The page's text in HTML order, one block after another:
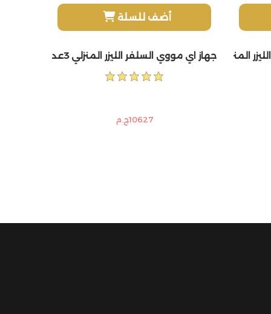
2مليون ومضة
أضف للسلة
جهاز اي مووي السلفر الليزر المنزلي 3عدسات مليون و400 الف ومضة +مجموعة العناية بالبشرة
10627ج.م